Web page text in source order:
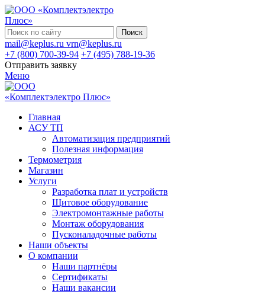
Поиск
mail@keplus.ru vrn@keplus.ru
+7 (800) 700-39-94 +7 (495) 788-19-36
Отправить заявку
Меню
Главная
АСУ ТП
Автоматизация предприятий
Полезная информация
Термометрия
Магазин
Услуги
Разработка плат и устройств
Щитовое оборудование
Электромонтажные работы
Монтаж оборудования
Пусконаладочные работы
Наши объекты
О компании
Наши партнёры
Сертификаты
Наши вакансии